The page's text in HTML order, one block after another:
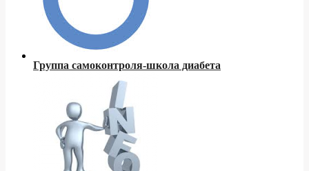
Группа самоконтроля-школа диабета